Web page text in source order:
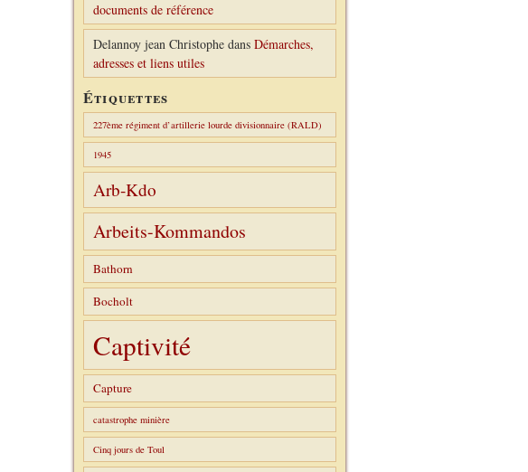
documents de référence
Delannoy jean Christophe dans Démarches,
adresses et liens utiles
Étiquettes
227ème régiment d’artillerie lourde divisionnaire (RALD)
1945
Arb-Kdo
Arbeits-Kommandos
Bathorn
Bocholt
Captivité
Capture
catastrophe minière
Cinq jours de Toul